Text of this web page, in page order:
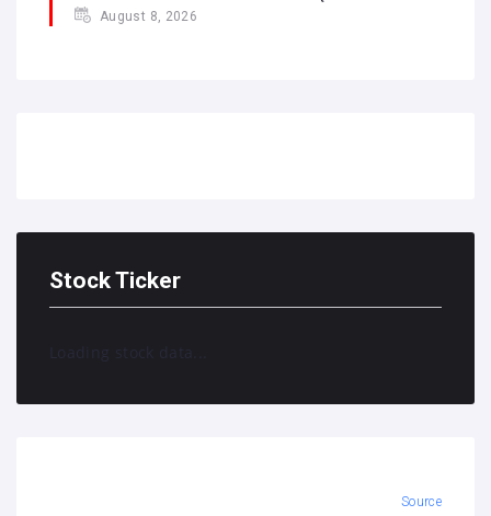
August 8, 2026
Stock Ticker
Loading stock data...
Source